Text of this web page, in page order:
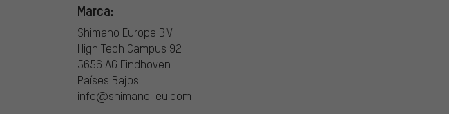
Marca:
Shimano Europe B.V.
High Tech Campus 92
5656 AG Eindhoven
Países Bajos
info@shimano-eu.com